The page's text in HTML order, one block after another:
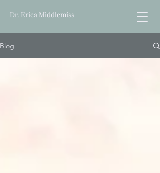
Dr. Erica Middlemiss
Blog